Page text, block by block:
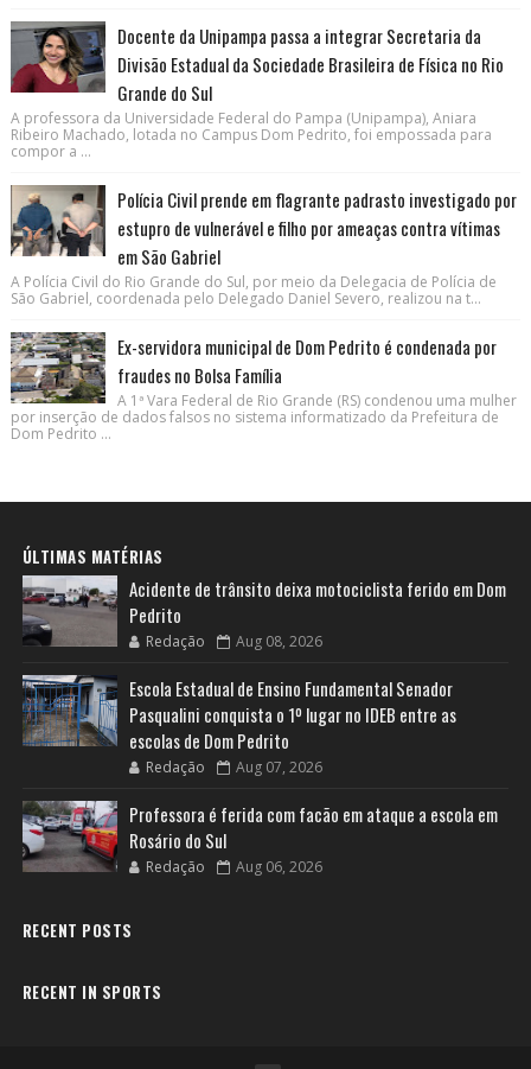
Docente da Unipampa passa a integrar Secretaria da
Divisão Estadual da Sociedade Brasileira de Física no Rio
Grande do Sul
A professora da Universidade Federal do Pampa (Unipampa), Aniara
Ribeiro Machado, lotada no Campus Dom Pedrito, foi empossada para
compor a ...
Polícia Civil prende em flagrante padrasto investigado por
estupro de vulnerável e filho por ameaças contra vítimas
em São Gabriel
A Polícia Civil do Rio Grande do Sul, por meio da Delegacia de Polícia de
São Gabriel, coordenada pelo Delegado Daniel Severo, realizou na t...
Ex-servidora municipal de Dom Pedrito é condenada por
fraudes no Bolsa Família
A 1ª Vara Federal de Rio Grande (RS) condenou uma mulher
por inserção de dados falsos no sistema informatizado da Prefeitura de
Dom Pedrito ...
ÚLTIMAS MATÉRIAS
Acidente de trânsito deixa motociclista ferido em Dom
Pedrito
Redação Aug 08, 2026
Escola Estadual de Ensino Fundamental Senador
Pasqualini conquista o 1º lugar no IDEB entre as
escolas de Dom Pedrito
Redação Aug 07, 2026
Professora é ferida com facão em ataque a escola em
Rosário do Sul
Redação Aug 06, 2026
RECENT POSTS
RECENT IN SPORTS